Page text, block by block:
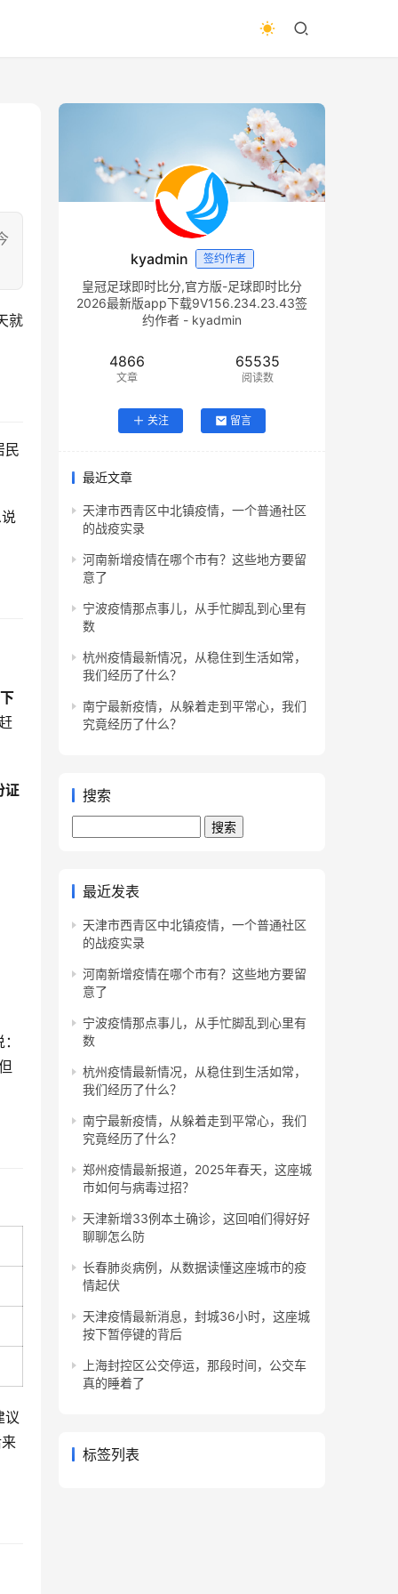
就
民
证
议
kyadmin 签约作者
皇冠足球即时比分,官方版-足球即时比分
2026最新版app下载9V156.234.23.43签
约作者 - kyadmin
4866
文章
65535
阅读数
关注 留言
最近文章
天津市西青区中北镇疫情，一个普通社区
的战疫实录
河南新增疫情在哪个市有？这些地方要留
意了
宁波疫情那点事儿，从手忙脚乱到心里有
数
杭州疫情最新情况，从稳住到生活如常，
我们经历了什么？
南宁最新疫情，从躲着走到平常心，我们
究竟经历了什么？
搜索
最近发表
天津市西青区中北镇疫情，一个普通社区
的战疫实录
河南新增疫情在哪个市有？这些地方要留
意了
宁波疫情那点事儿，从手忙脚乱到心里有
数
杭州疫情最新情况，从稳住到生活如常，
我们经历了什么？
南宁最新疫情，从躲着走到平常心，我们
究竟经历了什么？
郑州疫情最新报道，2025年春天，这座城
市如何与病毒过招？
天津新增33例本土确诊，这回咱们得好好
聊聊怎么防
长春肺炎病例，从数据读懂这座城市的疫
情起伏
天津疫情最新消息，封城36小时，这座城
按下暂停键的背后
上海封控区公交停运，那段时间，公交车
真的睡着了
标签列表